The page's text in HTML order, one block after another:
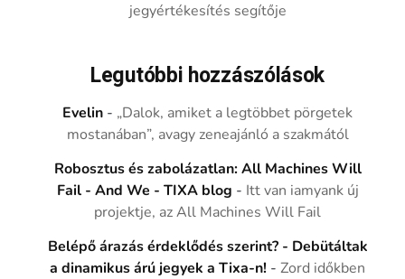
jegyértékesítés segítője
Legutóbbi hozzászólások
Evelin - „Dalok, amiket a legtöbbet pörgetek
mostanában”, avagy zeneajánló a szakmától
Robosztus és zabolázatlan: All Machines Will
Fail - And We - TIXA blog - Itt van iamyank új
projektje, az All Machines Will Fail
Belépő árazás érdeklődés szerint? - Debütáltak
a dinamikus árú jegyek a Tixa-n! -Zord időkben